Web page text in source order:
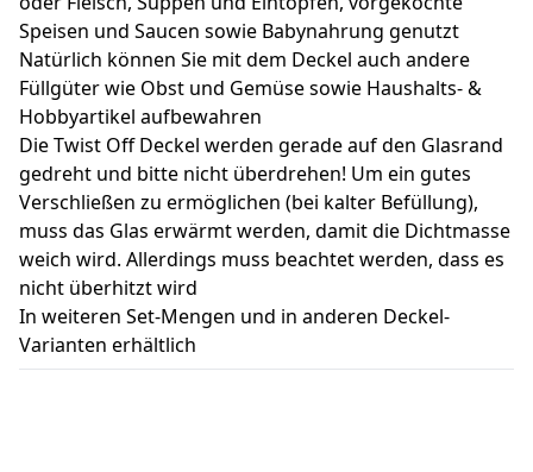
Speisen und Saucen sowie Babynahrung genutzt
Natürlich können Sie mit dem Deckel auch andere
Füllgüter wie Obst und Gemüse sowie Haushalts- &
Hobbyartikel aufbewahren
Die Twist Off Deckel werden gerade auf den Glasrand
gedreht und bitte nicht überdrehen! Um ein gutes
Verschließen zu ermöglichen (bei kalter Befüllung),
muss das Glas erwärmt werden, damit die Dichtmasse
weich wird. Allerdings muss beachtet werden, dass es
nicht überhitzt wird
In weiteren Set-Mengen und in anderen Deckel-
Varianten erhältlich